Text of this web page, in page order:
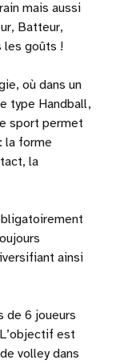
mais aussi
Batteur,
les goûts !
où dans un
type Handball,
sport permet
la forme
la
ainsi
de 6 joueurs
est
volley dans